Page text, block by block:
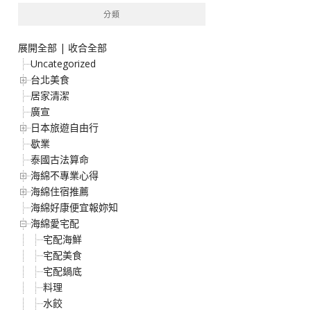
分類
展開全部 | 收合全部
Uncategorized
台北美食
居家清潔
廣宣
日本旅遊自由行
歇業
泰國古法算命
海綿不專業心得
海綿住宿推薦
海綿好康便宜報妳知
海綿愛宅配
宅配海鮮
宅配美食
宅配鍋底
料理
水餃